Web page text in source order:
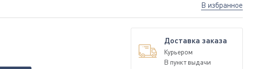
В избранное
Доставка заказа
Курьером
В пункт выдачи